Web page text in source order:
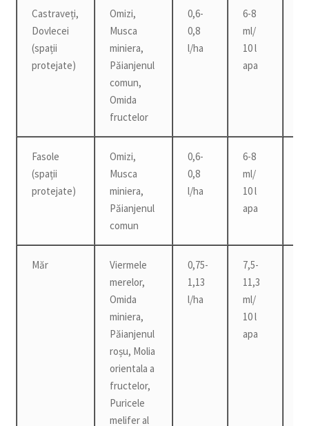
Castraveți,
Dovlecei
(spații
protejate)
Omizi,
Musca
miniera,
Păianjenul
comun,
Omida
fructelor
0,6-
0,8
l/ha
6-8
ml/
10 l
apa
Fasole
(spații
protejate)
Omizi,
Musca
miniera,
Păianjenul
comun
0,6-
0,8
l/ha
6-8
ml/
10 l
apa
Măr
Viermele
merelor,
Omida
miniera,
Păianjenul
roșu, Molia
orientala a
fructelor,
Puricele
melifer al
0,75-
1,13
l/ha
7,5-
11,3
ml/
10 l
apa